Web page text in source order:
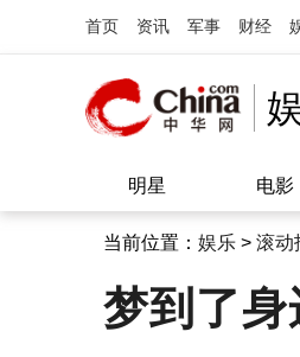
首页 资讯 军事 财经
明星 电影
当前位置： 娱乐 > 滚动
梦到了